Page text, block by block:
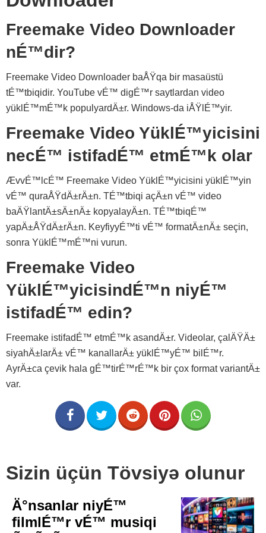
Freemake Video Downloader
nÉ™dir?
Freemake Video Downloader baÅŸqa bir masaüstü
tÉ™tbiqidir. YouTube vÉ™ digÉ™r saytlardan video
yüklÉ™mÉ™k populyardÄ±r. Windows-da iÅŸlÉ™yir.
Freemake Video YüklÉ™yicisini
necÉ™ istifadÉ™ etmÉ™k olar
ÆvvÉ™lcÉ™ Freemake Video YüklÉ™yicisini yüklÉ™yin
vÉ™ quraÅŸdÄ±rÄ±n. TÉ™tbiqi açÄ±n vÉ™ video
baÄŸlantÄ±sÄ±nÄ± kopyalayÄ±n. TÉ™tbiqÉ™
yapÄ±ÅŸdÄ±rÄ±n. KeyfiyyÉ™ti vÉ™ formatÄ±nÄ± seçin,
sonra YüklÉ™mÉ™ni vurun.
Freemake Video
YüklÉ™yicisindÉ™n niyÉ™
istifadÉ™ edin?
Freemake istifadÉ™ etmÉ™k asandÄ±r. Videolar, çalÄŸÄ±
siyahÄ±larÄ± vÉ™ kanallarÄ± yüklÉ™yÉ™ bilÉ™r.
AyrÄ±ca çevik hala gÉ™tirÉ™rÉ™k bir çox format variantÄ±
var.
Sizin üçün Tövsiyə olunur
Ä°nsanlar niyÉ™
filmlÉ™r vÉ™ musiqi